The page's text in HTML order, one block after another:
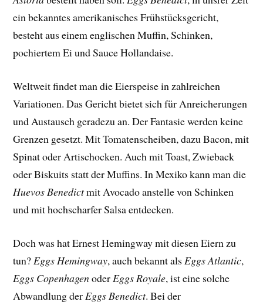
ein bekanntes amerikanisches Frühstücksgericht,
besteht aus einem englischen Muffin, Schinken,
pochiertem Ei und Sauce Hollandaise.
Weltweit findet man die Eierspeise in zahlreichen
Variationen. Das Gericht bietet sich für Anreicherungen
und Austausch geradezu an. Der Fantasie werden keine
Grenzen gesetzt. Mit Tomatenscheiben, dazu Bacon, mit
Spinat oder Artischocken. Auch mit Toast, Zwieback
oder Biskuits statt der Muffins. In Mexiko kann man die
Huevos Benedictmit Avocado anstelle von Schinken
und mit hochscharfer Salsa entdecken.
Doch was hat Ernest Hemingway mit diesen Eiern zu
tun? Eggs Hemingway, auch bekannt als Eggs Atlantic,
Eggs Copenhagenoder Eggs Royale, ist eine solche
Abwandlung der Eggs Benedict. Bei der